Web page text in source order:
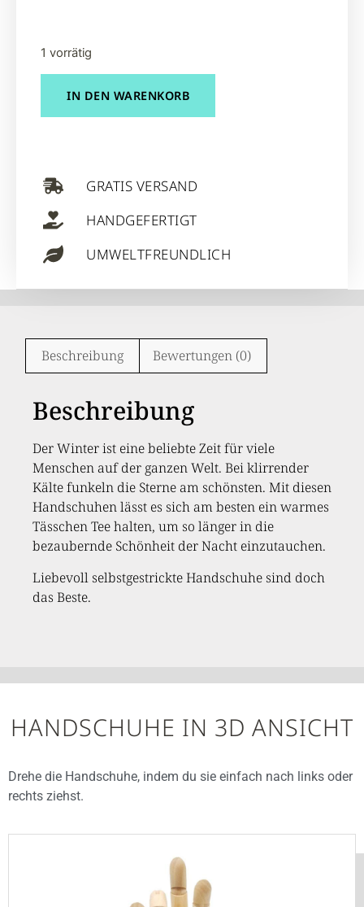
1 vorrätig
IN DEN WARENKORB
GRATIS VERSAND
HANDGEFERTIGT
UMWELTFREUNDLICH
Beschreibung Bewertungen (0)
Beschreibung
Der Winter ist eine beliebte Zeit für viele
Menschen auf der ganzen Welt. Bei klirrender
Kälte funkeln die Sterne am schönsten. Mit diesen
Handschuhen lässt es sich am besten ein warmes
Tässchen Tee halten, um so länger in die
bezaubernde Schönheit der Nacht einzutauchen.
Liebevoll selbstgestrickte Handschuhe sind doch
das Beste.
HANDSCHUHE IN 3D ANSICHT
Drehe die Handschuhe, indem du sie einfach nach links oder
rechts ziehst.